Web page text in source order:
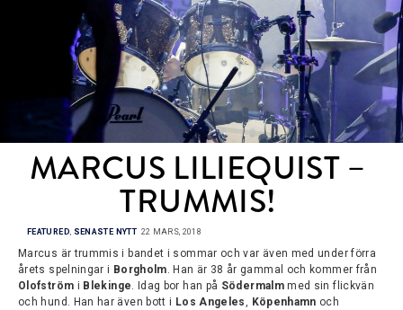
MARCUS LILIEQUIST –
TRUMMIS!
FEATURED SENASTE NYTT 22 MARS, 2018
Marcus är trummis i bandet i sommar och var även med under förra
årets spelningar i Borgholm. Han är 38 år gammal och kommer från
Olofström i Blekinge. Idag bor han på Södermalmmed sin flickvän
och hund. Han har även bott i Los Angeles, Köpenhamn och